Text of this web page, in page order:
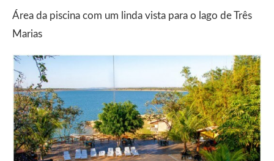
Área da piscina com um linda vista para o lago de Três
Marias